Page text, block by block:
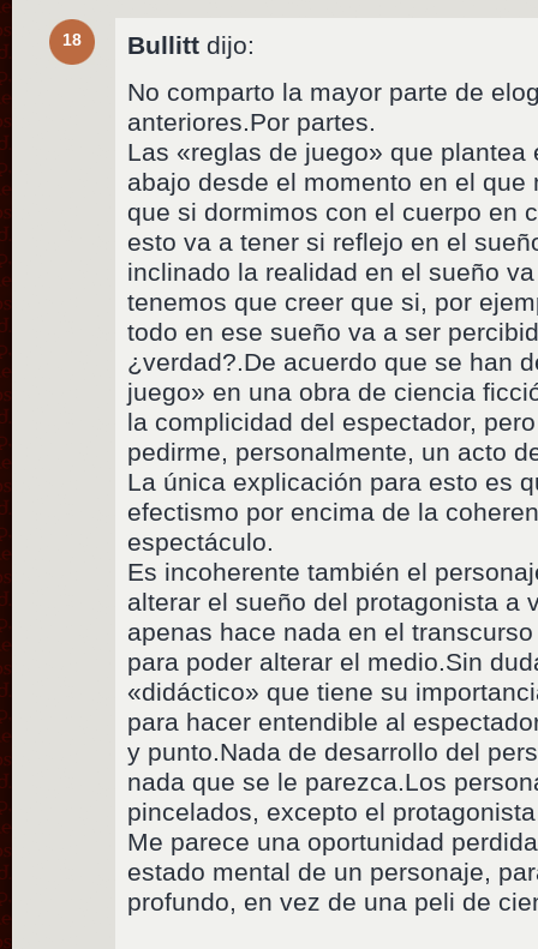
18 Bullitt dijo:
No comparto la mayor parte de
anteriores.Por partes.
Las «reglas de juego» que plantea
abajo desde el momento en el que
que si dormimos con el cuerpo en
esto va a tener si reflejo en el
inclinado la realidad en el sueño
tenemos que creer que si, por
todo en ese sueño va a ser
¿verdad?.De acuerdo que se han
juego» en una obra de ciencia
la complicidad del espectador,
pedirme, personalmente, un acto
La única explicación para esto es
efectismo por encima de la
espectáculo.
Es incoherente también el
alterar el sueño del protagonista a
apenas hace nada en el
para poder alterar el medio.Sin
«didáctico» que tiene su
para hacer entendible al
y punto.Nada de desarrollo del
nada que se le parezca.Los
pincelados, excepto el
Me parece una oportunidad
estado mental de un personaje,
profundo, en vez de una peli de